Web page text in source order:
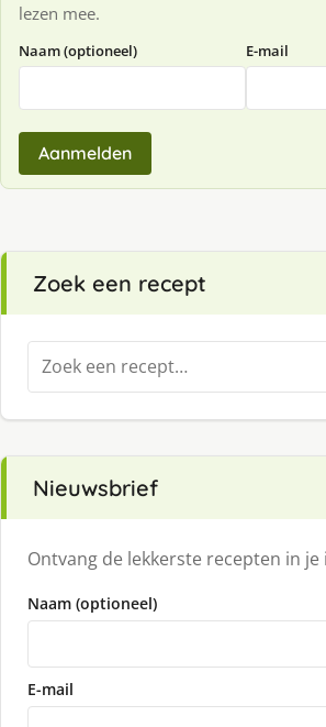
lezen mee.
Naam (optioneel) E-mail
Aanmelden
Zoek een recept
Zoeken
naar:
Nieuwsbrief
Ontvang de lekkerste recepten in je
Naam (optioneel)
E-mail